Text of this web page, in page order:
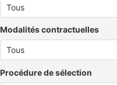
Modalités contractuelles
Procédure de sélection